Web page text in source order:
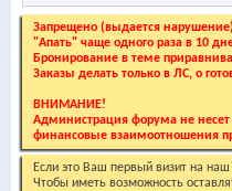
Запрещено (выдается
"Апать" чаще одного раза в 10
Бронирование в теме
Заказы делать только в ЛС, о
ВНИМАНИЕ!
Администрация форума не несет
финансовые взаимоотношения
Если это Ваш первый визит на
Чтобы иметь возможность